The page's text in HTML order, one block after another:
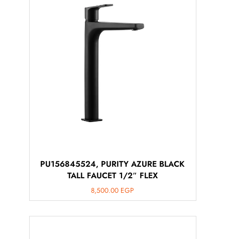
PU156845524, PURITY AZURE BLACK
TALL FAUCET 1/2″ FLEX
8,500.00 EGP